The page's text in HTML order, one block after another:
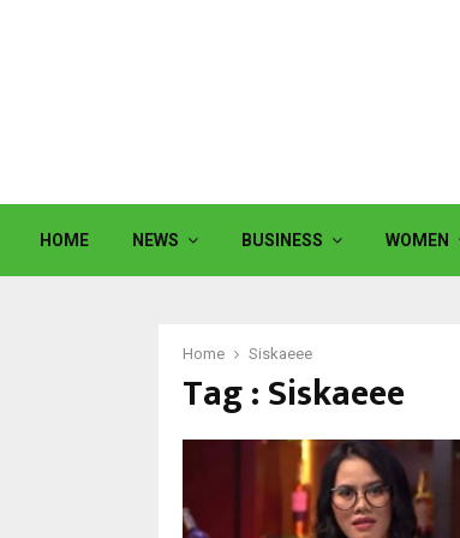
HOME NEWS BUSINESS WOMEN
Home Siskaeee
Tag : Siskaeee